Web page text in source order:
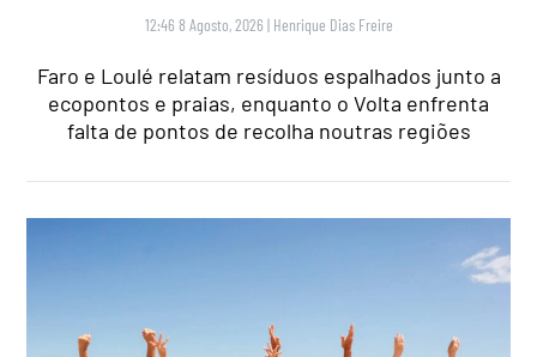
12:46 8 Agosto, 2026 | Henrique Dias Freire
Faro e Loulé relatam resíduos espalhados junto a
ecopontos e praias, enquanto o Volta enfrenta
falta de pontos de recolha noutras regiões